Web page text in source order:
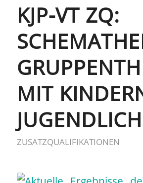
KJP-VT ZQ:
MIT
ZUSATZQUALIFIKATIONEN